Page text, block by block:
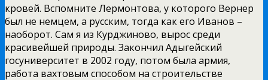
кровей. Вспомните Лермонтова, у которого Вернер
был не немцем, а русским, тогда как его Иванов –
наоборот. Сам я из Курджиново, вырос среди
красивейшей природы. Закончил Адыгейский
госуниверситет в 2002 году, потом была армия,
работа вахтовым способом на строительстве